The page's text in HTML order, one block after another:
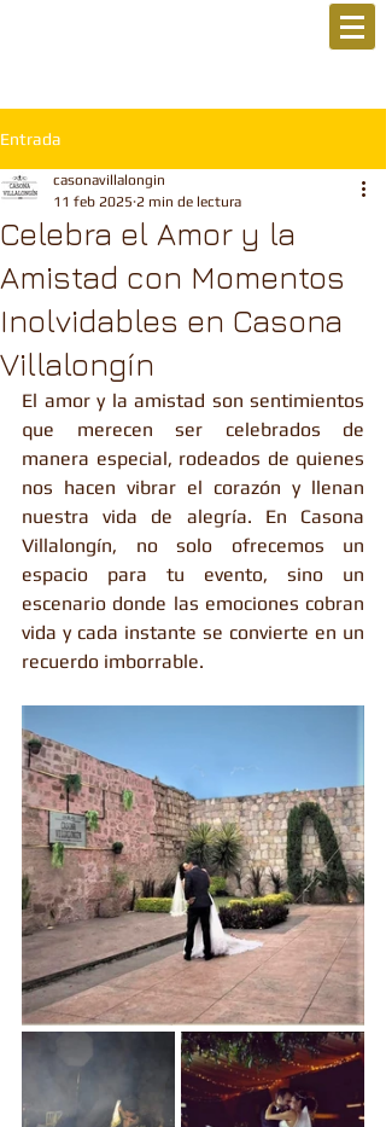
Entrada
Celebra el Amor y la
Amistad con Momentos
Inolvidables en Casona
Villalongín
casonavillalongin
11 feb 2025 2 min de lectura
El amor y la amistad son sentimientos
que merecen ser celebrados de
manera especial, rodeados de quienes
nos hacen vibrar el corazón y llenan
nuestra vida de alegría. En Casona
Villalongín, no solo ofrecemos un
espacio para tu evento, sino un
escenario donde las emociones cobran
vida y cada instante se convierte en un
recuerdo imborrable.